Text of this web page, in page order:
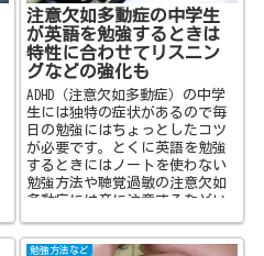
注意欠如多動症の中学生
が英語を勉強するときは
特性に合わせてリスニン
グなどの強化も
ADHD（注意欠如多動症）の中学
生には独特の症状があるので毎
日の勉強にはちょっとしたコツ
が必要です。とくに英語を勉強
するときにはノートを使わない
勉強方法や聴覚過敏の注意欠如
多動症には音に注意するなどい
す。
勉強方法など